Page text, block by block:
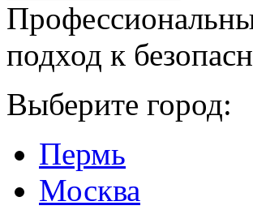
подход к
Выберите город:
Пермь
Москва